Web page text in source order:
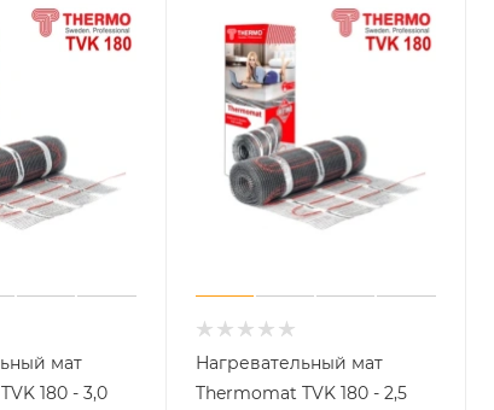
мат
180 - 3,0
Нагревательный мат
Thermomat TVK 180 - 2,5